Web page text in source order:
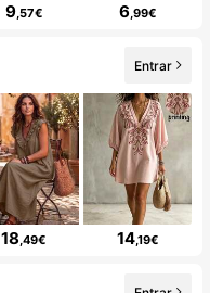
9,57€ 6,99€
Entrar
18,49€ 14,19€